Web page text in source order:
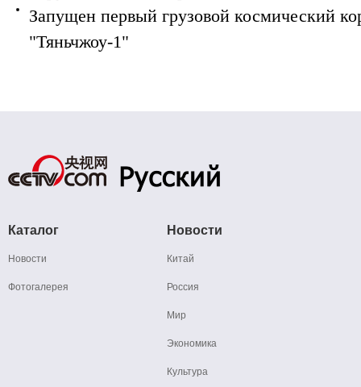
Запущен первый грузовой космический
"Тяньчжоу-1"
Каталог
Новости
Фотогалерея
Новости
Китай
Россия
Мир
Экономика
Культура